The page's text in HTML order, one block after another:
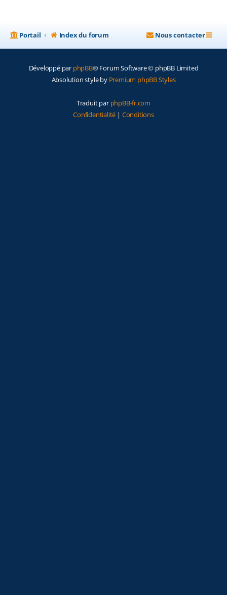
Portail Index du forum Nous contacter
Développé par phpBB® Forum Software © phpBB Limited
Absolution style by Premium phpBB Styles
Traduit par phpBB-fr.com
Confidentialité | Conditions